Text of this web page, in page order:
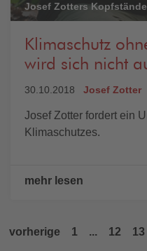
Josef Zotters Kopfstände
Klimaschutz
wird sich nicht
30.10.2018 Josef Zotter
Josef Zotter fordert ein
Klimaschutzes.
mehr lesen
vorherige 1 ... 12 13